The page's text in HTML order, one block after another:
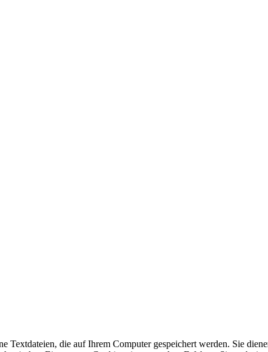
Textdateien, die auf Ihrem Computer gespeichert werden. Sie